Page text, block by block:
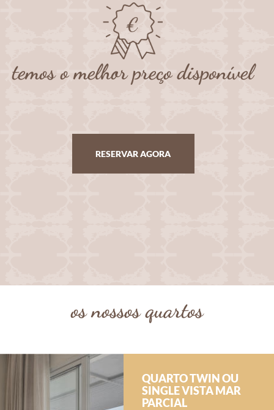
temos o melhor preço disponível
RESERVAR AGORA
os nossos quartos
QUARTO TWIN OU
SINGLE VISTA MAR
PARCIAL